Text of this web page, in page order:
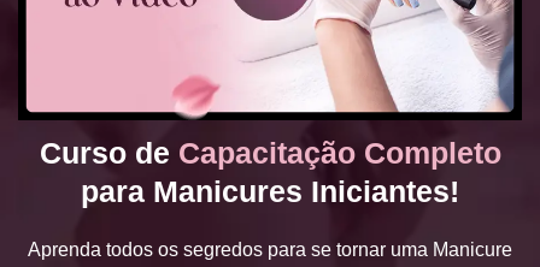
Curso de Capacitação Completo
para Manicures Iniciantes!
Aprenda todos os segredos para se tornar uma Manicure